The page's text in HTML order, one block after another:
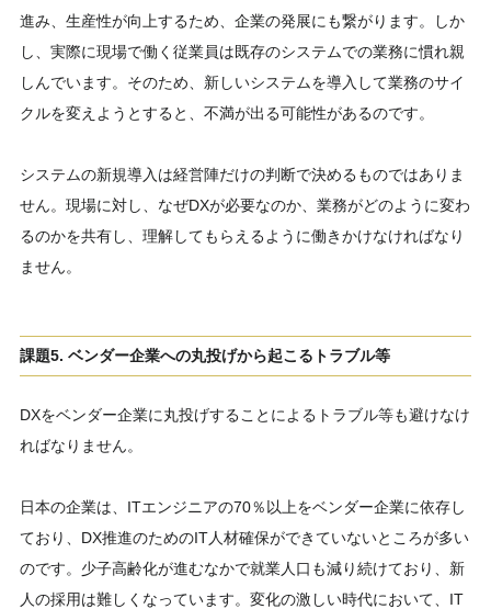
進み、生産性が向上するため、企業の発展にも繋がります。しか
し、実際に現場で働く従業員は既存のシステムでの業務に慣れ親
しんでいます。そのため、新しいシステムを導入して業務のサイ
クルを変えようとすると、不満が出る可能性があるのです。
システムの新規導入は経営陣だけの判断で決めるものではありま
せん。現場に対し、なぜDXが必要なのか、業務がどのように変わ
るのかを共有し、理解してもらえるように働きかけなければなり
ません。
課題5. ベンダー企業への丸投げから起こるトラブル等
DXをベンダー企業に丸投げすることによるトラブル等も避けなけ
ればなりません。
日本の企業は、ITエンジニアの70％以上をベンダー企業に依存し
ており、DX推進のためのIT人材確保ができていないところが多い
のです。少子高齢化が進むなかで就業人口も減り続けており、新
人の採用は難しくなっています。変化の激しい時代において、IT